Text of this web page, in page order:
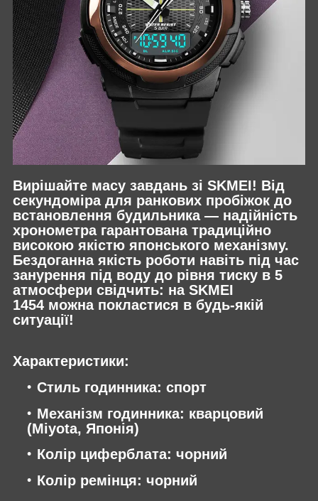
Вирішайте масу завдань зі SKMEI! Від
секундоміра для ранкових пробіжок до
встановлення будильника — надійність
хронометра гарантована традиційно
високою якістю японського механізму.
Бездоганна якість роботи навіть під час
занурення під воду до рівня тиску в 5
атмосфери свідчить: на SKMEI
1454 можна покластися в будь-якій
ситуації!
Характеристики:
Стиль годинника: спорт
Механізм годинника: кварцовий
(Miyota, Японія)
Колір циферблата: чорний
Колір ремінця: чорний